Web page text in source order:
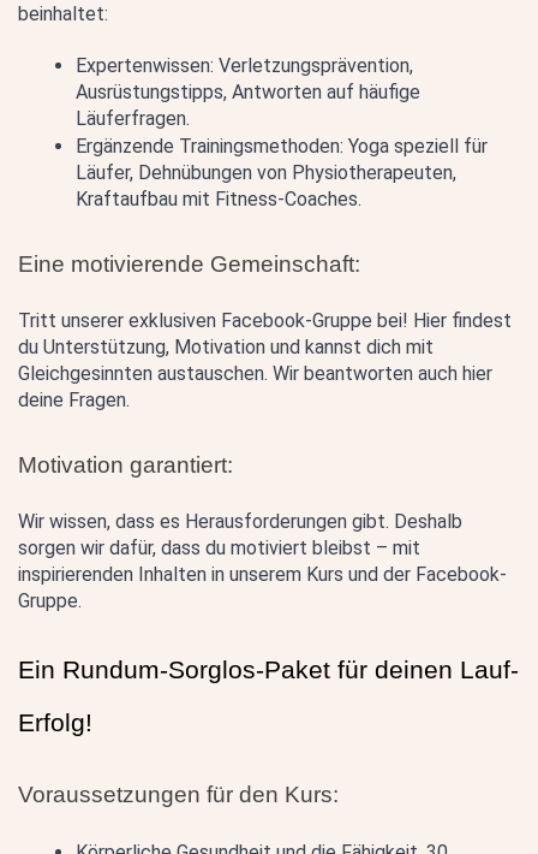
beinhaltet:
Expertenwissen: Verletzungsprävention,
Ausrüstungstipps, Antworten auf häufige
Läuferfragen.
Ergänzende Trainingsmethoden: Yoga speziell für
Läufer, Dehnübungen von Physiotherapeuten,
Kraftaufbau mit Fitness-Coaches.
Eine motivierende Gemeinschaft:
Tritt unserer exklusiven Facebook-Gruppe bei! Hier findest
du Unterstützung, Motivation und kannst dich mit
Gleichgesinnten austauschen. Wir beantworten auch hier
deine Fragen.
Motivation garantiert:
Wir wissen, dass es Herausforderungen gibt. Deshalb
sorgen wir dafür, dass du motiviert bleibst – mit
inspirierenden Inhalten in unserem Kurs und der Facebook-
Gruppe.
Ein Rundum-Sorglos-Paket für deinen Lauf-
Erfolg!
Voraussetzungen für den Kurs: